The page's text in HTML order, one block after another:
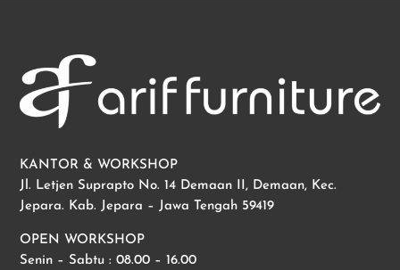
KANTOR & WORKSHOP
Jl. Letjen Suprapto No. 14 Demaan II, Demaan, Kec.
Jepara. Kab. Jepara – Jawa Tengah 59419
OPEN WORKSHOP
Senin – Sabtu : 08.00 – 16.00